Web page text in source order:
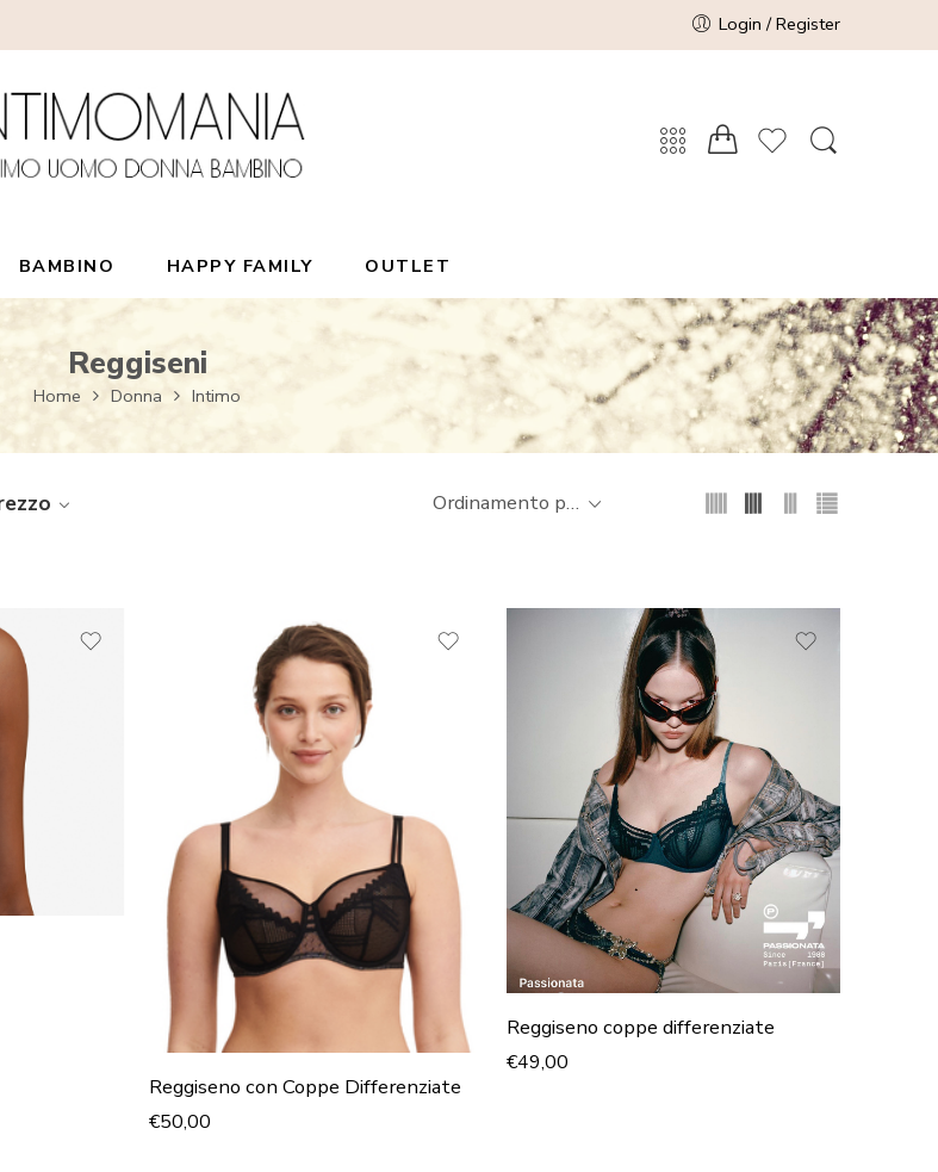
Login / Register
BAMBINO HAPPY FAMILY OUTLET
Reggiseni
Home Donna Intimo
Reggiseno con Coppe Differenziate
€50,00
Reggiseno coppe differenziate
€49,00